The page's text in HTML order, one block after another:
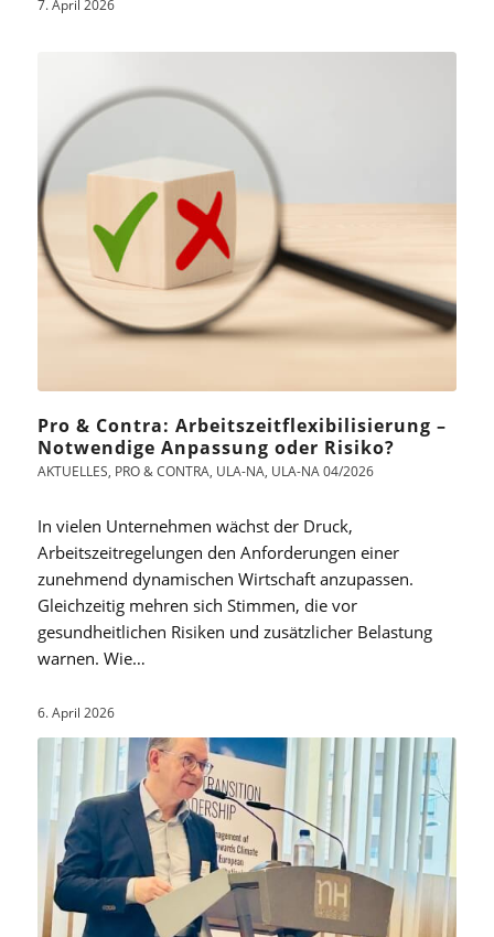
7. April 2026
Pro & Contra: Arbeitszeitflexibilisierung –
Notwendige Anpassung oder Risiko?
AKTUELLES, PRO & CONTRA, ULA-NA, ULA-NA 04/2026
In vielen Unternehmen wächst der Druck,
Arbeitszeitregelungen den Anforderungen einer
zunehmend dynamischen Wirtschaft anzupassen.
Gleichzeitig mehren sich Stimmen, die vor
gesundheitlichen Risiken und zusätzlicher Belastung
warnen. Wie…
6. April 2026